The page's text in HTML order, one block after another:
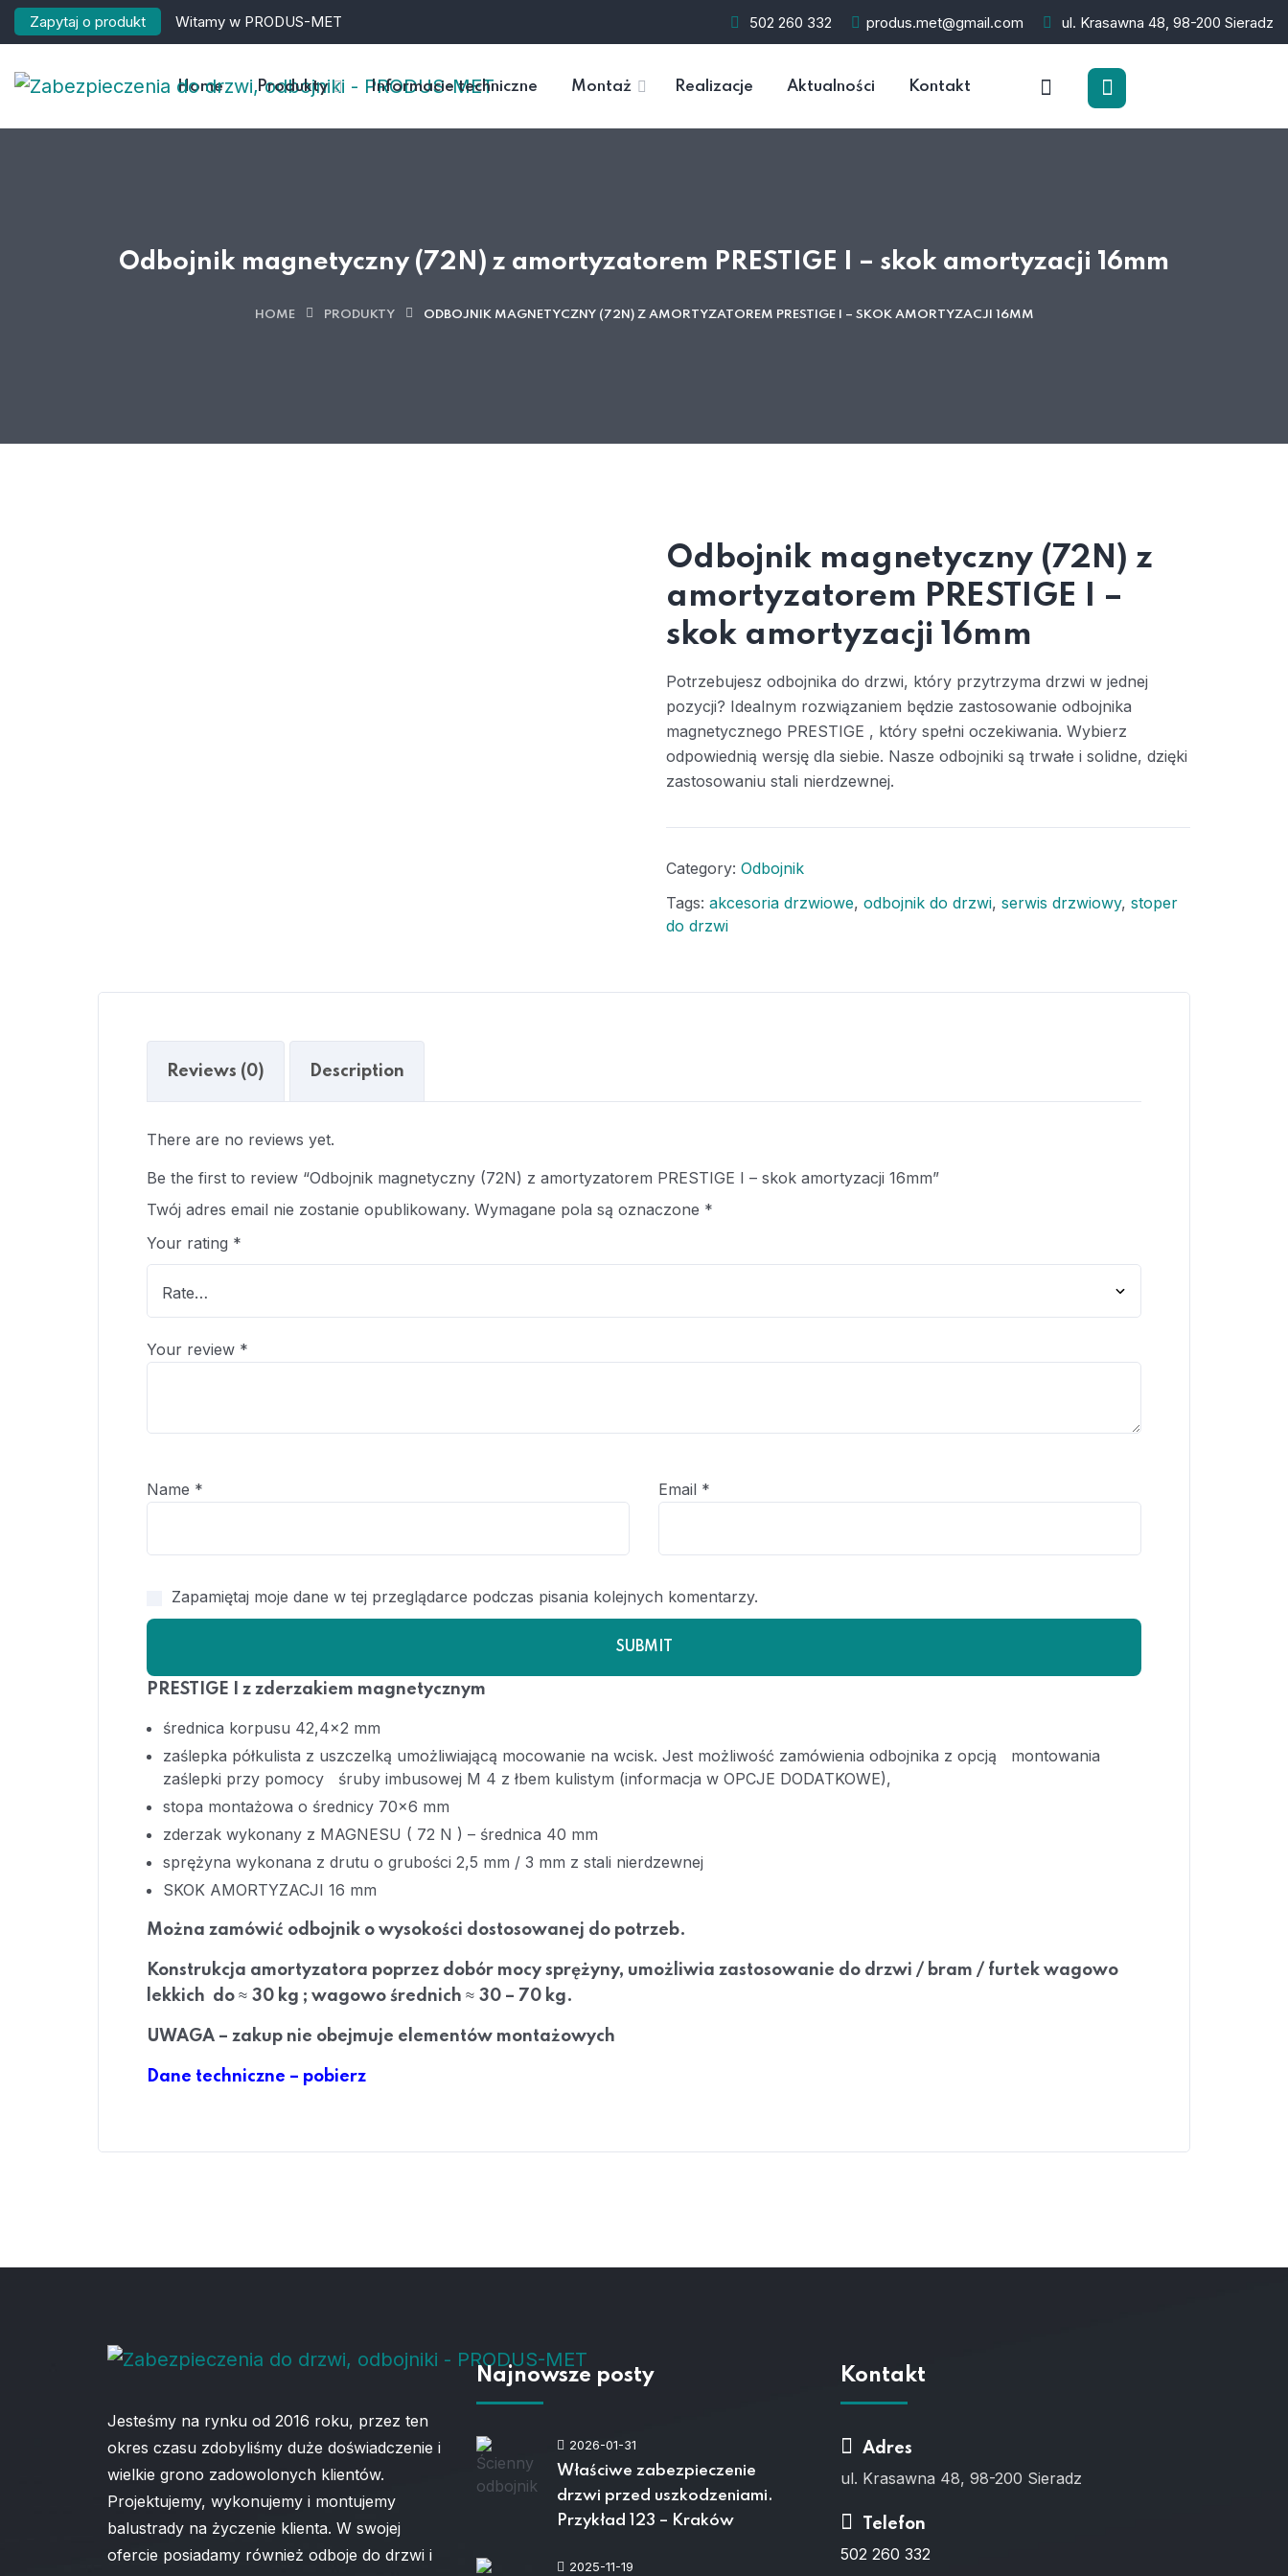
Zapytaj o produkt Witamy w PRODUS-MET 502 260 332 produs.met@gmail.com ul. Krasawna 48, 98-200 Sieradz
Home Produkty Informacie techniczne Montaż Realizacje Aktualności Kontakt
Odbojnik magnetyczny (72N) z amortyzatorem PRESTIGE I – skok amortyzacji 16mm
HOME PRODUKTY ODBOJNIK MAGNETYCZNY (72N) Z AMORTYZATOREM PRESTIGE I – SKOK AMORTYZACJI 16MM
Odbojnik magnetyczny (72N) z
amortyzatorem PRESTIGE I –
skok amortyzacji 16mm
Potrzebujesz odbojnika do drzwi, który przytrzyma drzwi w jednej
pozycji? Idealnym rozwiązaniem będzie zastosowanie odbojnika
magnetycznego PRESTIGE , który spełni oczekiwania. Wybierz
odpowiednią wersję dla siebie. Nasze odbojniki są trwałe i solidne, dzięki
zastosowaniu stali nierdzewnej.
Category: Odbojnik
Tags: akcesoria drzwiowe, odbojnik do drzwi, serwis drzwiowy, stoper
do drzwi
Reviews (0) Description
There are no reviews yet.
Be the first to review “Odbojnik magnetyczny (72N) z amortyzatorem PRESTIGE I – skok amortyzacji 16mm”
Twój adres email nie zostanie opublikowany. Wymagane pola są oznaczone *
Your rating *
Your review *
Name * Email *
Zapamiętaj moje dane w tej przeglądarce podczas pisania kolejnych komentarzy.
PRESTIGE I z zderzakiem magnetycznym
średnica korpusu 42,4×2 mm
zaślepka półkulista z uszczelką umożliwiającą mocowanie na wcisk. Jest możliwość zamówienia odbojnika z opcją montowania
zaślepki przy pomocy śruby imbusowej M 4 z łbem kulistym (informacja w OPCJE DODATKOWE),
stopa montażowa o średnicy 70×6 mm
zderzak wykonany z MAGNESU ( 72 N ) – średnica 40 mm
sprężyna wykonana z drutu o grubości 2,5 mm / 3 mm z stali nierdzewnej
SKOK AMORTYZACJI 16 mm
Można zamówić odbojnik o wysokości dostosowanej do potrzeb.
Konstrukcja amortyzatora poprzez dobór mocy sprężyny, umożliwia zastosowanie do drzwi / bram / furtek wagowo
lekkich do ≈ 30 kg ; wagowo średnich ≈ 30 – 70 kg.
UWAGA – zakup nie obejmuje elementów montażowych
Dane techniczne – pobierz
Jesteśmy na rynku od 2016 roku, przez ten
okres czasu zdobyliśmy duże doświadczenie i
wielkie grono zadowolonych klientów.
Projektujemy, wykonujemy i montujemy
balustrady na życzenie klienta. W swojej
ofercie posiadamy również odboje do drzwi i
Najnowsze posty
2026-01-31
Właściwe zabezpieczenie
drzwi przed uszkodzeniami.
Przykład 123 – Kraków
2025-11-19
Kontakt
Adres
ul. Krasawna 48, 98-200 Sieradz
Telefon
502 260 332